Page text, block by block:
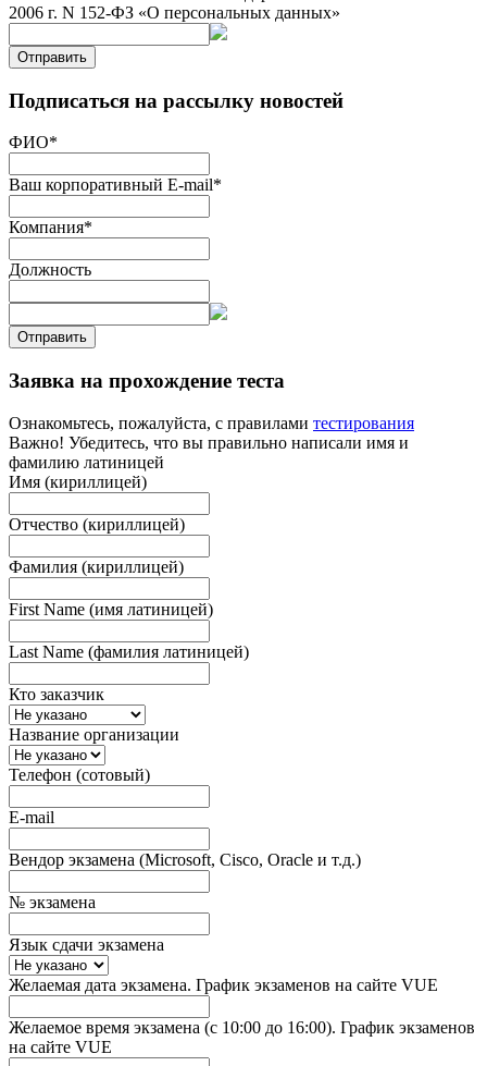
2006 г. N 152-ФЗ «О персональных данных»
Отправить
Подписаться на рассылку новостей
ФИО*
Ваш корпоративный E-mail*
Компания*
Должность
Отправить
Заявка на прохождение теста
Ознакомьтесь, пожалуйста, с правилами тестирования
Важно! Убедитесь, что вы правильно написали имя и
фамилию латиницей
Имя (кириллицей)
Отчество (кириллицей)
Фамилия (кириллицей)
First Name (имя латиницей)
Last Name (фамилия латиницей)
Кто заказчик
Название организации
Телефон (сотовый)
E-mail
Вендор экзамена (Microsoft, Cisco, Oracle и т.д.)
№ экзамена
Язык сдачи экзамена
Желаемая дата экзамена. График экзаменов на сайте VUE
Желаемое время экзамена (с 10:00 до 16:00). График экзаменов
на сайте VUE